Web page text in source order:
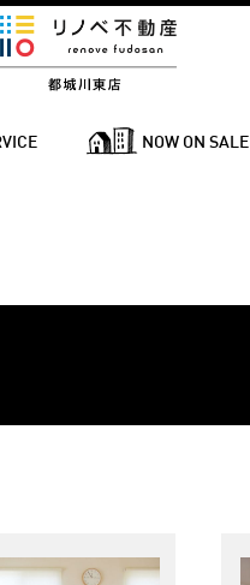
NOW ON SALE